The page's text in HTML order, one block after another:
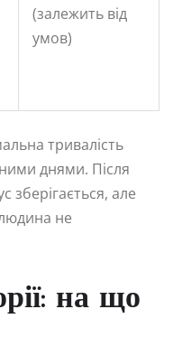
(залежить від
умов)
тривалість
днями. Після
зберігається, але
не
на що